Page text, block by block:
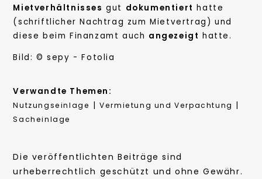
Mietverhältnisses gut dokumentiert hatte
(schriftlicher Nachtrag zum Mietvertrag) und
diese beim Finanzamt auch angezeigt hatte.
Bild: © sepy - Fotolia
Verwandte Themen:
Nutzungseinlage |Vermietung und Verpachtung |
Sacheinlage
Die veröffentlichten Beiträge sind
urheberrechtlich geschützt und ohne Gewähr.